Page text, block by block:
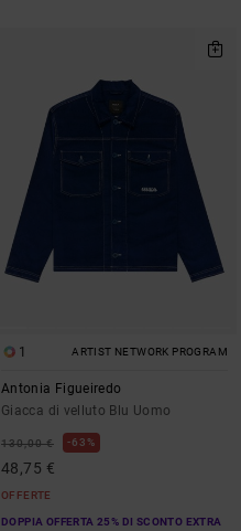
1 ARTIST NETWORK PROGRAM
Antonia Figueiredo
Giacca di velluto Blu Uomo
130,00 € 63%
48,75 €
OFFERTE
DOPPIA OFFERTA 25% DI SCONTO EXTRA